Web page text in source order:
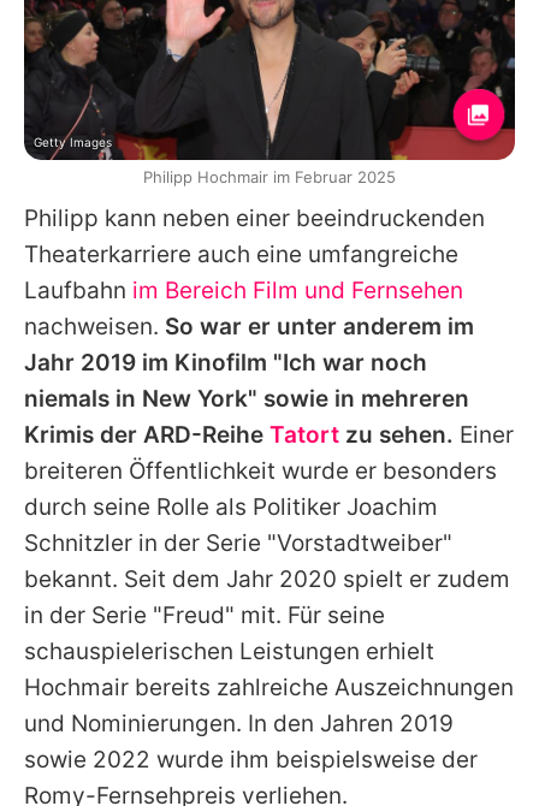
Philipp kann neben einer beeindruckenden
Theaterkarriere auch eine umfangreiche
Laufbahn im Bereich Film und Fernsehen
nachweisen. So war er unter anderem im
Jahr 2019 im Kinofilm "Ich war noch
niemals in New York" sowie in mehreren
Krimis der ARD-Reihe Tatort zu sehen. Einer
breiteren Öffentlichkeit wurde er besonders
durch seine Rolle als Politiker Joachim
Schnitzler in der Serie "Vorstadtweiber"
bekannt. Seit dem Jahr 2020 spielt er zudem
in der Serie "Freud" mit. Für seine
schauspielerischen Leistungen erhielt
Hochmair bereits zahlreiche Auszeichnungen
und Nominierungen. In den Jahren 2019
sowie 2022 wurde ihm beispielsweise der
Romy-Fernsehpreis verliehen.
Getty Images
Philipp Hochmair im Februar 2025